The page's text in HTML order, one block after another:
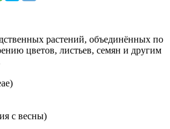
растений, объединённых по
цветов, листьев, семян и другим
с весны)